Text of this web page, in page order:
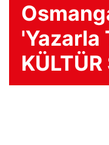
'Yazarla